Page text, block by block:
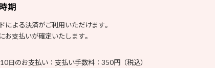
期
による決済がご利用いただけます。
お支払いが確定いたします。
日のお支払い：支払い手数料：350円（税込）